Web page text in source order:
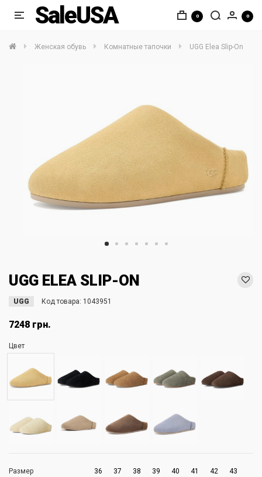
SaleUSA 0 0
Женская обувь Комнатные тапочки UGG Elea Slip-On
UGG ELEA SLIP-ON
UGG Код товара: 1043951
7248 грн.
Цвет
Размер 36 37 38 39 40 41 42 43